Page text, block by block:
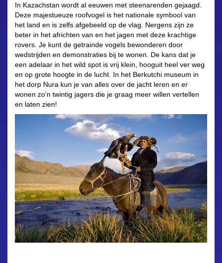
In Kazachstan wordt al eeuwen met steenarenden gejaagd.
Deze majestueuze roofvogel is het nationale symbool van
het land en is zelfs afgebeeld op de vlag. Nergens zijn ze
beter in het africhten van en het jagen met deze krachtige
rovers. Je kunt de getrainde vogels bewonderen door
wedstrijden en demonstraties bij te wonen. De kans dat je
een adelaar in het wild spot is vrij klein, hooguit heel ver weg
en op grote hoogte in de lucht. In het Berkutchi museum in
het dorp Nura kun je van alles over de jacht leren en er
wonen zo’n twintig jagers die je graag meer willen vertellen
en laten zien!